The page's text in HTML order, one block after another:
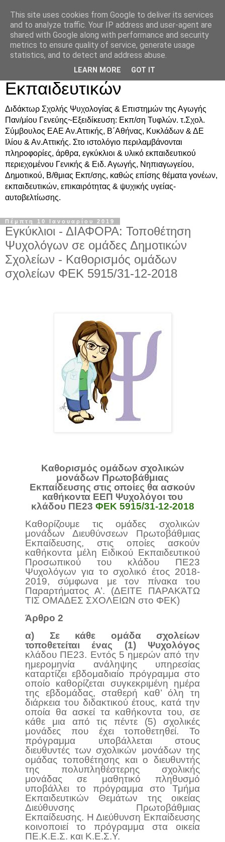
Δρ. Ράνια Χιουρέα-
Συμβουλευτική &
Υποστήριξη Γονέων &
Εκπαιδευτικών
Διδάκτωρ Σχολής Ψυχολογίας & Επιστημών της Αγωγής
Παν/μίου Γενεύης~Εξειδίκευση: Εκπ/ση Τυφλών. τ.Σχολ.
Σύμβουλος ΕΑΕ Αν.Αττικής, Β΄Αθήνας, Κυκλάδων & ΔΕ
Ιλίου & Αν.Αττικής. Στο ιστολόγιο περιλαμβάνονται
πληροφορίες, άρθρα, εγκύκλιοι & υλικό εκπαιδευτικού
περιεχομένου Γενικής & Ειδ. Αγωγής, Νηπιαγωγείου,
Δημοτικού, Β/θμιας Εκπ/σης, καθώς επίσης θέματα γονέων,
εκπαιδευτικών, επικαιρότητας & ψυχικής υγείας-
αυτοβελτίωσης.
Πέμπτη 10 Ιανουαρίου 2019
Εγκύκλιοι - ΔΙΑΦΟΡΑ: Τοποθέτηση
Ψυχολόγων σε ομάδες Δημοτικών
Σχολείων - Καθορισμός ομάδων
σχολείων ΦΕΚ 5915/31-12-2018
Καθορισμός ομάδων σχολικών
μονάδων Πρωτοβάθμιας
Εκπαίδευσης στις οποίες θα ασκούν
καθήκοντα ΕΕΠ Ψυχολόγοι του
κλάδου ΠΕ23 ΦΕΚ 5915/31-12-2018
Καθορίζουμε τις ομάδες σχολικών
μονάδων Διευθύνσεων Πρωτοβάθμιας
Εκπαίδευσης, στις οποίες ασκούν
καθήκοντα μέλη Ειδικού Εκπαιδευτικού
Προσωπικού του κλάδου ΠΕ23
Ψυχολόγων για το σχολικό έτος 2018-
2019, σύμφωνα με τον πίνακα του
Παραρτήματος Α’. (ΔΕΙΤΕ ΠΑΡΑΚΆΤΩ
ΤΙΣ ΟΜΑΔΕΣ ΣΧΟΛΕΙΩΝ στο ΦΕΚ)
Άρθρο 2
α) Σε κάθε ομάδα σχολείων
τοποθετείται ένας (1) Ψυχολόγος
κλάδου ΠΕ23. Εντός 5 ημερών από την
ημερομηνία ανάληψης υπηρεσίας
καταρτίζει εβδομαδιαίο πρόγραμμα στο
οποίο καθορίζεται συγκεκριμένη ημέρα
της εβδομάδας, σταθερή καθ’ όλη τη
διάρκεια του διδακτικού έτους, κατά την
οποία θα ασκεί τα καθήκοντα του, σε
κάθε μια από τις πέντε (5) σχολικές
μονάδες που έχει τοποθετηθεί. Το
πρόγραμμα υποβάλλεται στους
διευθυντές των σχολικών μονάδων της
ομάδας τοποθέτησης και ο διευθυντής
της πολυπληθέστερης σχολικής
μονάδας σε μαθητικό πληθυσμό
υποβάλλει το πρόγραμμα στο Τμήμα
Εκπαιδευτικών Θεμάτων της οικείας
Διεύθυνσης Πρωτοβάθμιας
Εκπαίδευσης. Η Διεύθυνση Εκπαίδευσης
κοινοποιεί το πρόγραμμα στα οικεία
ΠΕ.Κ.Ε.Σ. και Κ.Ε.Σ.Υ.
This site uses cookies from Google to deliver its services
and to analyze traffic. Your IP address and user-agent are
shared with Google along with performance and security
metrics to ensure quality of service, generate usage
statistics, and to detect and address abuse.
LEARN MORE GOT IT